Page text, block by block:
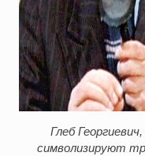
Глеб
символизируют